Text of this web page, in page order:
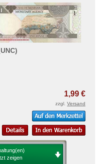
1,99 €
zzgl. Versand
zeigen